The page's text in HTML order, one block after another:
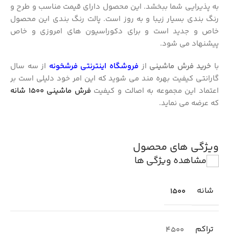
به پذیرایی شما ببخشد. این محصول دارای قیمت مناسب و طرح و
رنگ بندی بسیار زیبا و به روز است. پالت رنگ بندی این محصول
خاص و جدید است و برای دکوراسیون های امروزی و خاص
پیشنهاد می شود.
با خرید فرش ماشینی از فروشگاه اینترنتی فرشخونه از سه سال
گارانتی کیفیت بهره مند می شوید که این امر خود دلیلی است بر
اعتماد این مجموعه به اصالت و کیفیت فرش ماشینی 1500 شانه
که عرضه می نماید.
ویژگی های محصول
مشاهده ویژگی ها
شانه 1500
تراکم 4500